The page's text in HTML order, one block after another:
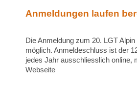
Anmeldungen laufen
Die Anmeldung zum 20. LGT
möglich. Anmeldeschluss ist der
jedes Jahr ausschliesslich online,
Webseite